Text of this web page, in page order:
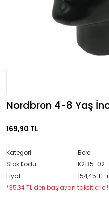
Nordbron 4-8 Yaş
169,90 TL
Kategori
Bere
Stok Kodu
K2135-
Fiyat
154,45 TL
*35,34 TL den başlayan taksitlerle!!